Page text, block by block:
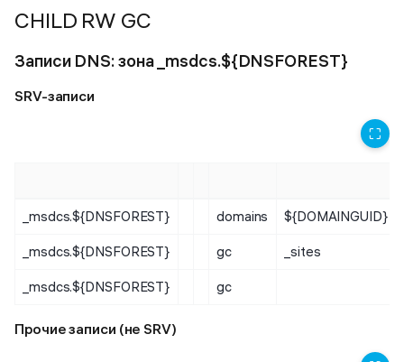
CHILD RW GC
Записи DNS: зона _msdcs.${DNSFOREST}
SRV-записи
⛶
_msdcs.${DNSFOREST} domains ${DOMAINGUID}
_msdcs.${DNSFOREST} gc _sites
_msdcs.${DNSFOREST} gc
Прочие записи (не SRV)